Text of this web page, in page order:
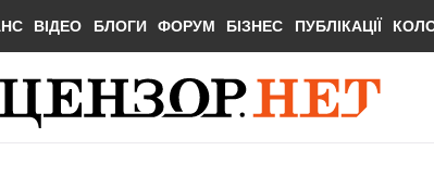
ВІДЕО БЛОГИ ФОРУМ БІЗНЕС ПУБЛІКАЦІЇ